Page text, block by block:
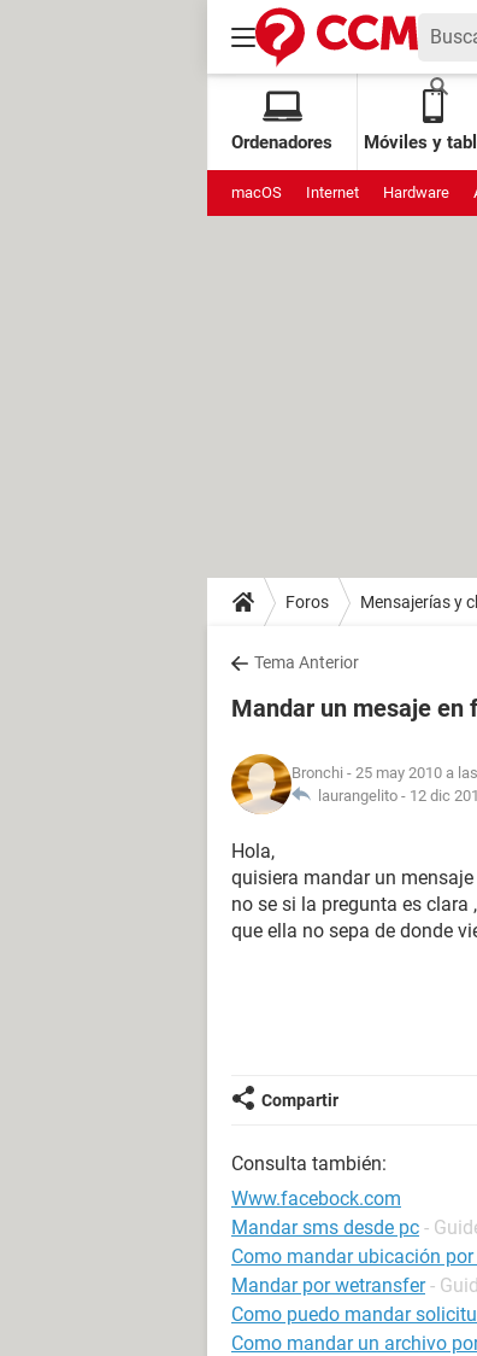
Ordenadores Móviles y
macOS Internet Hardware
Foros Mensajerías y
Tema Anterior
Mandar un mesaje en
Bronchi - 25 may 2010 a
laurangelito - 12 dic
Hola,
quisiera mandar un
no se si la pregunta es
que ella no sepa de donde
Compartir
Consulta también:
Www.facebock.com
Mandar sms desde pc -
Como mandar ubicación
Mandar por wetransfer -
Como puedo mandar
Como mandar un archivo